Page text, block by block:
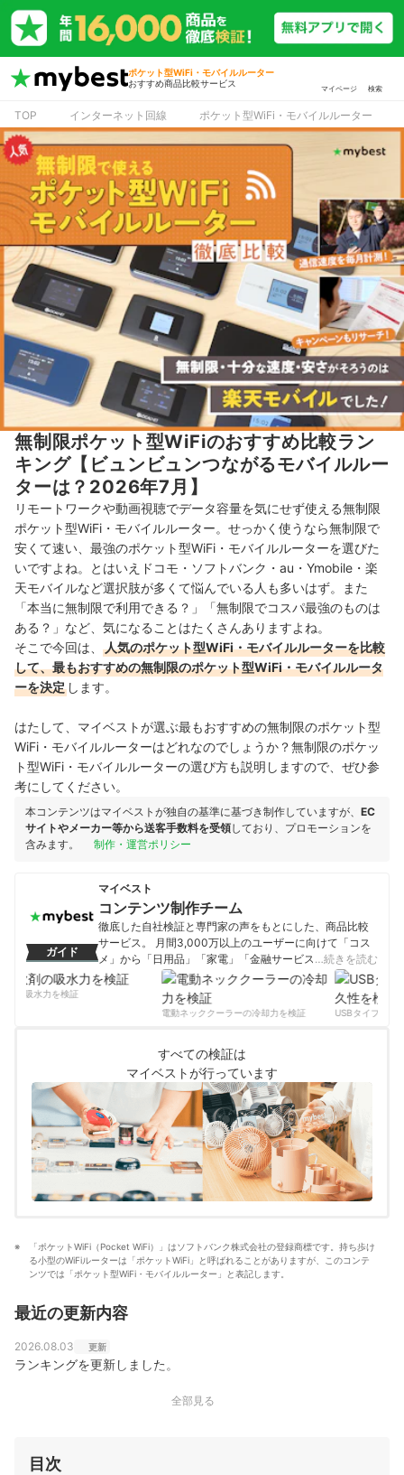
ポケット型WiFi・モバイルルーター
おすすめ商品比較サービス
マイページ 検索
TOP インターネット回線 ポケット型WiFi・モバイルルーター
無制限ポケット型WiFiのおすすめ比較ラン
キング【ビュンビュンつながるモバイルルー
ターは？2026年7月】
リモートワークや動画視聴でデータ容量を気にせず使える無制限
ポケット型WiFi・モバイルルーター。せっかく使うなら無制限で
安くて速い、最強のポケット型WiFi・モバイルルーターを選びた
いですよね。とはいえドコモ・ソフトバンク・au・Ymobile・楽
天モバイルなど選択肢が多くて悩んでいる人も多いはず。また
「本当に無制限で利用できる？」「無制限でコスパ最強のものは
ある？」など、気になることはたくさんありますよね。
そこで今回は、
人気のポケット型WiFi・モバイルルーターを比較
して、最もおすすめの無制限のポケット型WiFi・モバイルルータ
ーを決定 します。
はたして、マイベストが選ぶ最もおすすめの無制限のポケット型
WiFi・モバイルルーターはどれなのでしょうか？無制限のポケッ
ト型WiFi・モバイルルーターの選び方も説明しますので、ぜひ参
考にしてください。
本コンテンツはマイベストが独自の基準に基づき制作していますが、 EC
サイトやメーカー等から送客手数料を受領しており、プロモーションを
含みます。
制作・運営ポリシー
ガイド
マイベスト
コンテンツ制作チーム
徹底した自社検証と専門家の声をもとにした、商品比較
サービス。 月間3,000万以上のユーザーに向けて「コス
メ」から「日用品」「家電」「金融サービス」まで、ベ
ストな商品を選んでもらうために、毎日コンテンツを制
コンテンツ制作チームのプロフィール
…続きを読む
の吸水力を検証
電動ネッククーラーの冷却力を検証
USBタイプCケー
すべての検証は
マイベストが行っています
「ポケットWiFi（Pocket WiFi）」はソフトバンク株式会社の登録商標です。持ち歩け
る小型のWiFiルーターは「ポケットWiFi」と呼ばれることがありますが、このコンテ
ンツでは「ポケット型WiFi・モバイルルーター」と表記します。
最近の更新内容
2026.08.03 更新
ランキングを更新しました。
全部見る
目次